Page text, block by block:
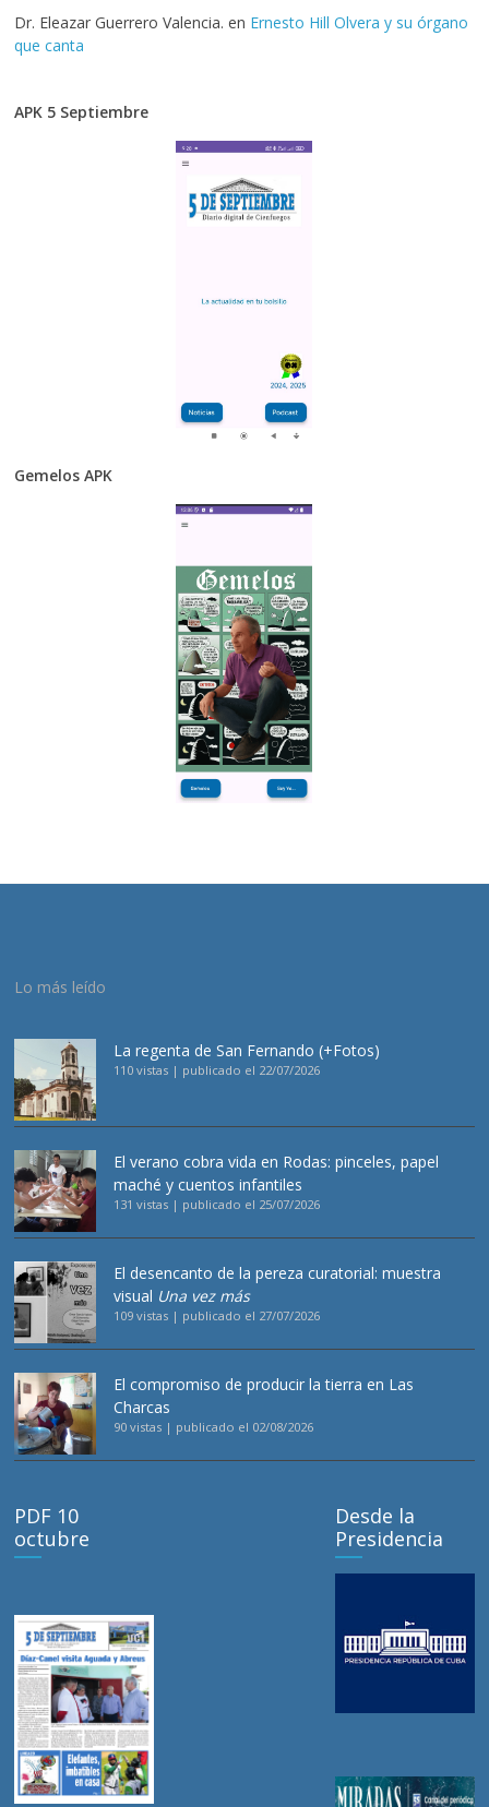
Dr. Eleazar Guerrero Valencia. en Ernesto Hill Olvera y su órgano
que canta
APK 5 Septiembre
Gemelos APK
Lo más leído
La regenta de San Fernando (+Fotos)
110 vistas | publicado el 22/07/2026
El verano cobra vida en Rodas: pinceles, papel
maché y cuentos infantiles
131 vistas | publicado el 25/07/2026
El desencanto de la pereza curatorial: muestra
visual Una vez más
109 vistas | publicado el 27/07/2026
El compromiso de producir la tierra en Las
Charcas
90 vistas | publicado el 02/08/2026
PDF 10
octubre
Desde la
Presidencia